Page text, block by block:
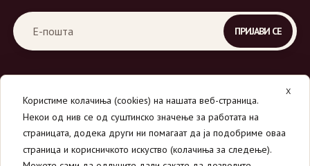
X
Користиме колачиња (cookies) на нашата веб-страница.
Некои од нив се од суштинско значење за работата на
страницата, додека други ни помагаат да ја подобриме оваа
страница и корисничкото искуство (колачиња за следење).